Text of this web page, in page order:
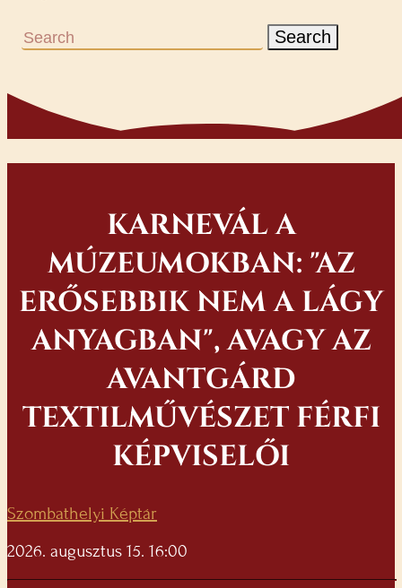
Search
KARNEVÁL A
MÚZEUMOKBAN: "AZ
ERŐSEBBIK NEM A LÁGY
ANYAGBAN", AVAGY AZ
AVANTGÁRD
TEXTILMŰVÉSZET FÉRFI
KÉPVISELŐI
Szombathelyi Képtár
2026. augusztus 15. 16:00